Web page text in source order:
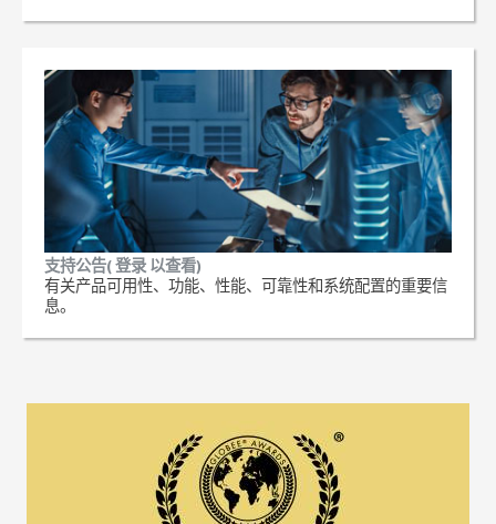
支持公告( 登录 以查看)
有关产品可用性、功能、性能、可靠性和系统配置的重要信
息。